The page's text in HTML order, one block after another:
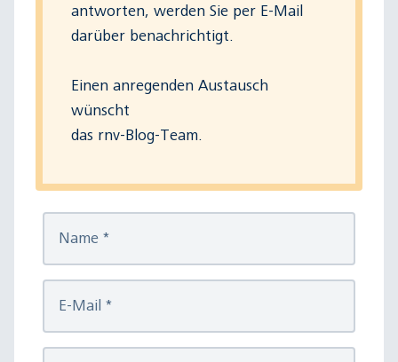
antworten, werden Sie per E-Mail
darüber benachrichtigt.
Einen anregenden Austausch
wünscht
das rnv-Blog-Team.
Name *
E-Mail *